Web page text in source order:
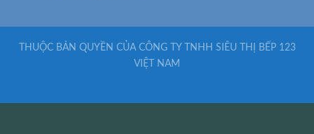
THUỘC BẢN QUYỀN CỦA CÔNG TY TNHH SIÊU THỊ BẾP 123
VIỆT NAM